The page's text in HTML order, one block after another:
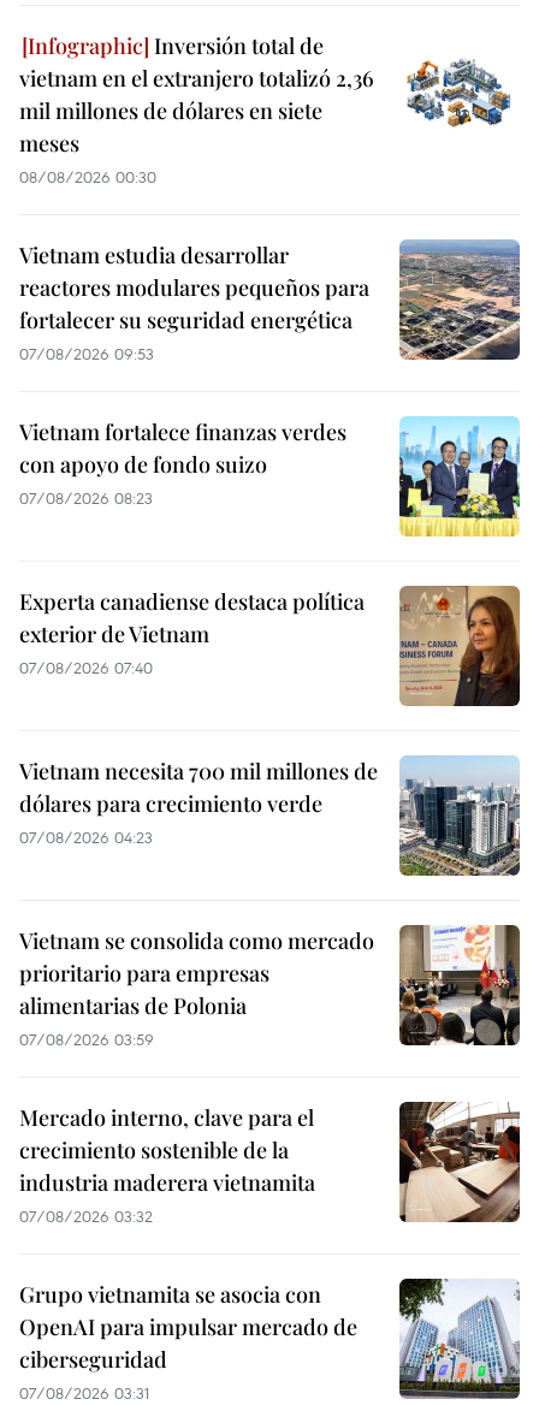
Inversión total de
vietnam en el extranjero totalizó 2,36
mil millones de dólares en siete
meses
08/08/2026 00:30
Vietnam estudia desarrollar
reactores modulares pequeños para
fortalecer su seguridad energética
07/08/2026 09:53
Vietnam fortalece finanzas verdes
con apoyo de fondo suizo
07/08/2026 08:23
Experta canadiense destaca política
exterior de Vietnam
07/08/2026 07:40
Vietnam necesita 700 mil millones de
dólares para crecimiento verde
07/08/2026 04:23
Vietnam se consolida como mercado
prioritario para empresas
alimentarias de Polonia
07/08/2026 03:59
Mercado interno, clave para el
crecimiento sostenible de la
industria maderera vietnamita
07/08/2026 03:32
Grupo vietnamita se asocia con
OpenAI para impulsar mercado de
ciberseguridad
07/08/2026 03:31